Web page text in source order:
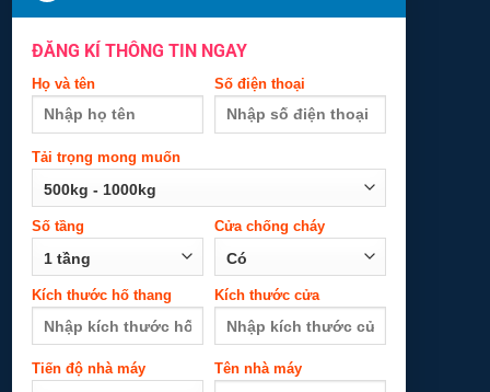
Kích thước hố
thang
Kích thước cửa
Tiến độ nhà
Tên nhà máy
ĐĂNG KÍ THÔNG TIN NGAY
Họ và tên Số điện thoại
Tải trọng mong muốn
Số tầng Cửa chống cháy
Kích thước hố thang Kích thước cửa
Tiến độ nhà máy Tên nhà máy